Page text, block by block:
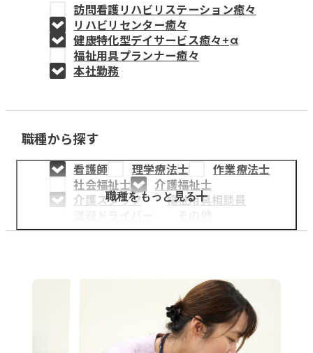
教育事業
姫路中央こども園
姫路中央保育園
採用情報
医療・介護事業
募集職種
訪問看護リハビリステーション癒々
リハビリセンター癒々
健康特化型デイサービス癒々+α
福祉用具プランナー癒々
本社勤務
職種から探す
看護師 理学療法士
作業療法士
社会福祉士
介護福祉士
介護スタッフ
福祉用具相談員
職種をもっと見る